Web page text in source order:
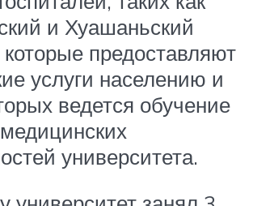
и Хуашаньский
которые предоставляют
услуги населению и
ведется обучение
университета.